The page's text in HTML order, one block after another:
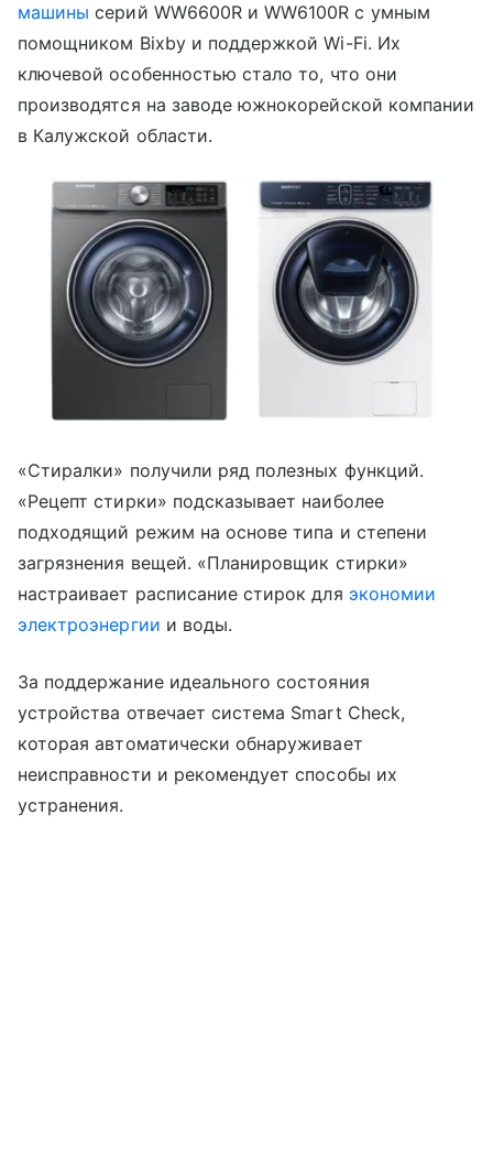
машины серий WW6600R и WW6100R с умным
помощником Bixby и поддержкой Wi-Fi. Их
ключевой особенностью стало то, что они
производятся на заводе южнокорейской компании
в Калужской области.
«Стиралки» получили ряд полезных функций.
«Рецепт стирки» подсказывает наиболее
подходящий режим на основе типа и степени
загрязнения вещей. «Планировщик стирки»
настраивает расписание стирок для экономии
электроэнергии и воды.
За поддержание идеального состояния
устройства отвечает система Smart Check,
которая автоматически обнаруживает
неисправности и рекомендует способы их
устранения.